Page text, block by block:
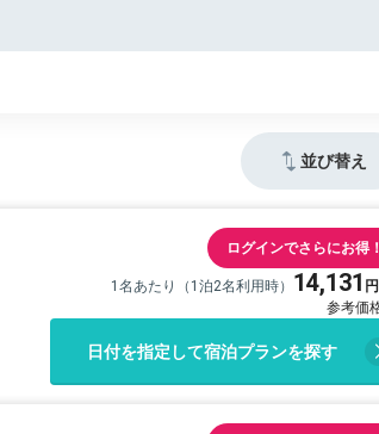
並び替え
ログインでさらにお得！
1名あたり（1泊2名利用時） 14,131
日付を指定して宿泊プランを探す